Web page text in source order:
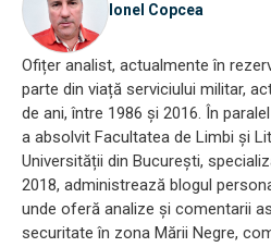
Ionel Copcea
Ofițer analist, actualmente în
parte din viață serviciului militar,
de ani, între 1986 și 2016. În
a absolvit Facultatea de Limbi și
Universității din București,
2018, administrează blogul
unde oferă analize și comentarii
securitate în zona Mării Negre,